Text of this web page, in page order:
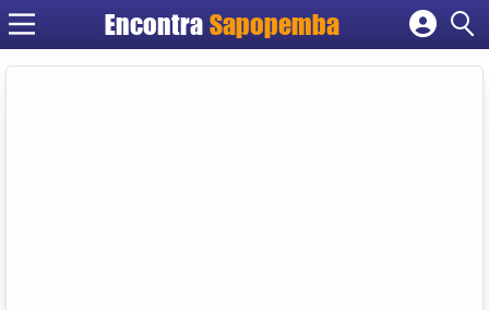
Encontra Sapopemba
Cadastrar empresa